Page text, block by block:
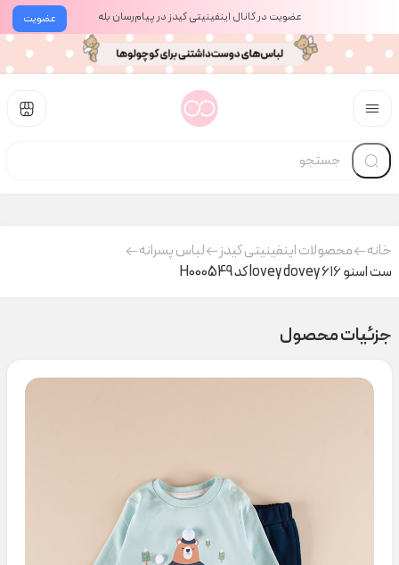
عضویت عضویت در کانال اینفینیتی کیدز در پیام‌رسان بله
خانه محصولات اینفینیتی کیدز
لباس پسرانه
ست اسنو ۶۱۶ lovey dovey کد H000549
جزئیات محصول